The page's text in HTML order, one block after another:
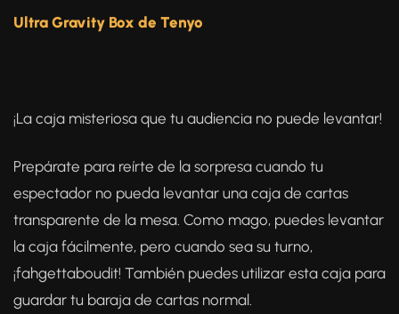
Ultra Gravity Box de Tenyo
¡La caja misteriosa que tu audiencia no puede levantar!
Prepárate para reírte de la sorpresa cuando tu
espectador no pueda levantar una caja de cartas
transparente de la mesa. Como mago, puedes levantar
la caja fácilmente, pero cuando sea su turno,
¡fahgettaboudit! También puedes utilizar esta caja para
guardar tu baraja de cartas normal.